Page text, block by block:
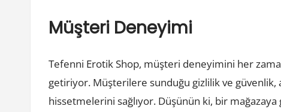
Müşteri Deneyimi
Tefenni Erotik Shop, müşteri deneyimini her
getiriyor. Müşterilere sunduğu gizlilik ve güvenlik,
hissetmelerini sağlıyor. Düşünün ki, bir